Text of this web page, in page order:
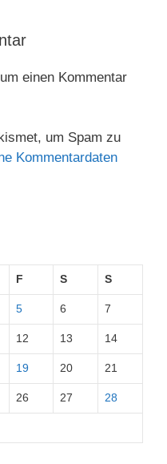
einen Kommentar
um Spam zu
Kommentardaten
F S S
5 6 7
12 13 14
19 20 21
26 27 28